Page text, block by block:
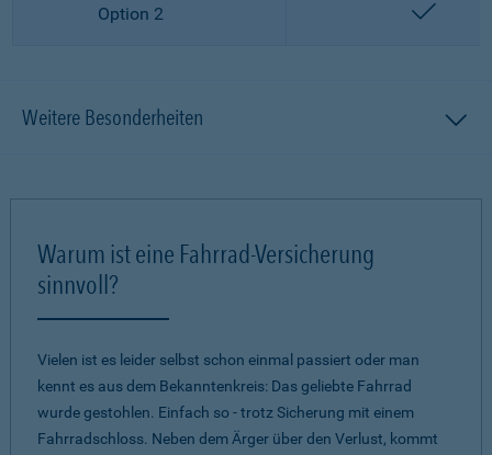
Option 2
Weitere Besonderheiten
Warum ist eine Fahrrad-Versicherung
sinnvoll?
Vielen ist es leider selbst schon einmal passiert oder man
kennt es aus dem Bekanntenkreis: Das geliebte Fahrrad
wurde gestohlen. Einfach so - trotz Sicherung mit einem
Fahrradschloss. Neben dem Ärger über den Verlust, kommt